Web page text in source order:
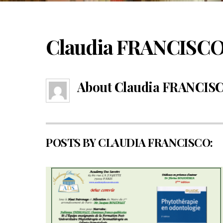
Claudia
AboutClaudia
POSTS BY CLAUDIA FRANCISCO: